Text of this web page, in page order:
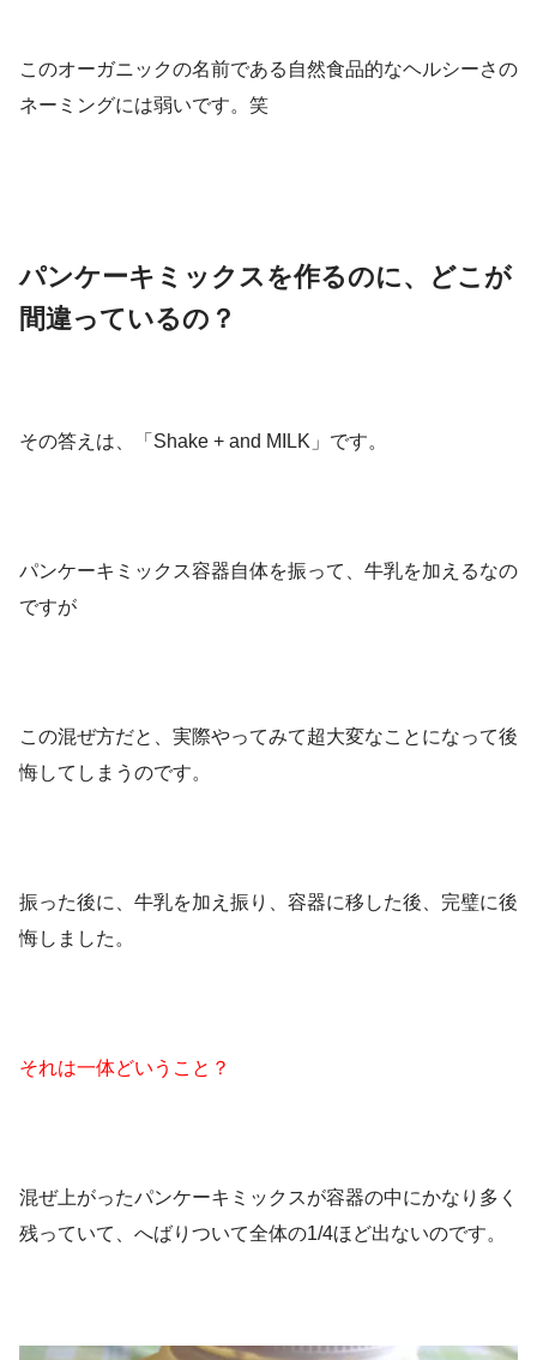
このオーガニックの名前である自然食品的なヘルシーさの
ネーミングには弱いです。笑
パンケーキミックスを作るのに、どこが
間違っているの？
その答えは、「Shake + and MILK」です。
パンケーキミックス容器自体を振って、牛乳を加えるなの
ですが
この混ぜ方だと、実際やってみて超大変なことになって後
悔してしまうのです。
振った後に、牛乳を加え振り、容器に移した後、完璧に後
悔しました。
それは一体どいうこと？
混ぜ上がったパンケーキミックスが容器の中にかなり多く
残っていて、へばりついて全体の1/4ほど出ないのです。